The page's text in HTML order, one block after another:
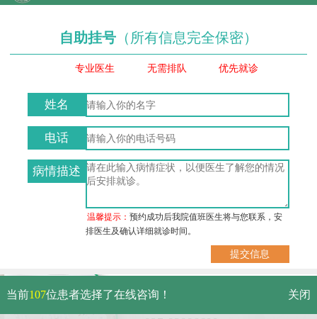
自助挂号 （所有信息完全保密）
专业医生 无需排队 优先就诊
姓名
电话
病情描述
温馨提示：预约成功后我院值班医生将与您联系，安
排医生及确认详细就诊时间。
武汉市硚口区解放大道479号
免费电话：
当前107位患者选择了在线咨询！ 关闭